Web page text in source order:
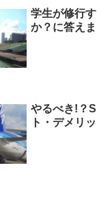
学生が修行
か？に答え
やるべき!？
ト・デメリ